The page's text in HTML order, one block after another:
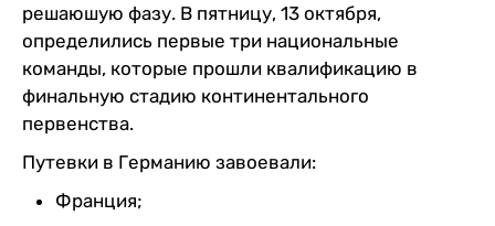
решаюшую фазу. В пятницу, 13 октября,
определились первые три национальные
команды, которые прошли квалификацию в
финальную стадию континентального
первенства.
Путевки в Германию завоевали:
Франция;